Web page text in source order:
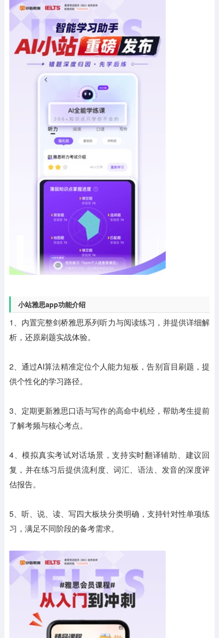
小站雅思app功能介绍
1、内置完整剑桥雅思系列听力与阅读练习，并提供详细解
析，还原刷题实战体验。
2、通过AI算法精准定位个人能力短板，告别盲目刷题，提
供个性化的学习路径。
3、定期更新雅思口语与写作的高命中机经，帮助考生提前
了解考频与核心考点。
4、模拟真实考试对话场景，支持实时翻译辅助、建议回
复，并在练习后提供流利度、词汇、语法、发音的深度评
估报告。
5、听、说、读、写四大板块分类明确，支持针对性单项练
习，满足不同阶段的备考需求。